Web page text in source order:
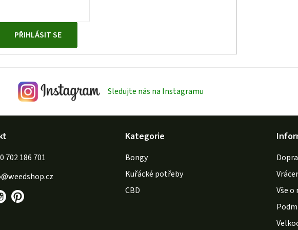
v
k
y
ý
PŘIHLÁSIT SE
Sledujte nás na Instagramu
@weedshop.cz
702 186 701
Kategorie
Bongy
Kuřácké potřeby
CBD
Vše o